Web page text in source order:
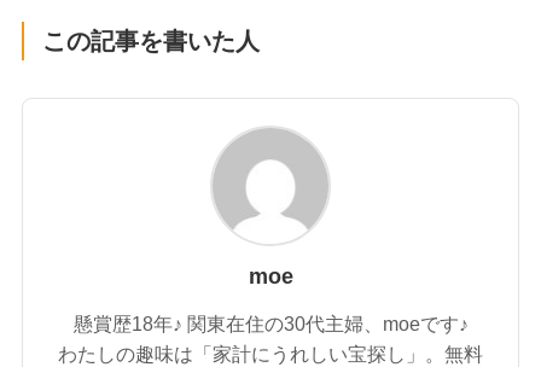
この記事を書いた人
moe
懸賞歴18年♪ 関東在住の30代主婦、moeです♪
わたしの趣味は「家計にうれしい宝探し」。無料